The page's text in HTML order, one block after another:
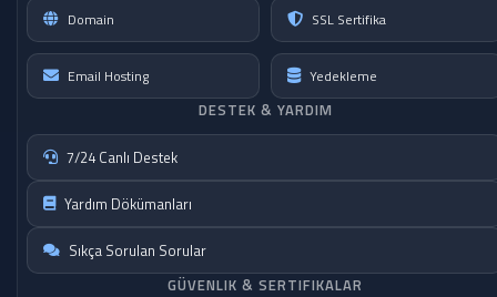
Domain SSL Sertifika
Email Hosting Yedekleme
DESTEK & YARDIM
7/24 Canlı Destek
Yardım Dökümanları
Sıkça Sorulan Sorular
GÜVENLIK & SERTIFIKALAR